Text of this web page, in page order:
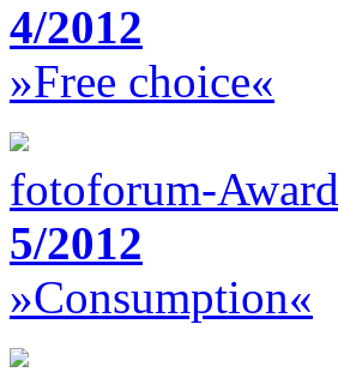
4/2012
»Free choice«
fotoforum-Award
5/2012
»Consumption«